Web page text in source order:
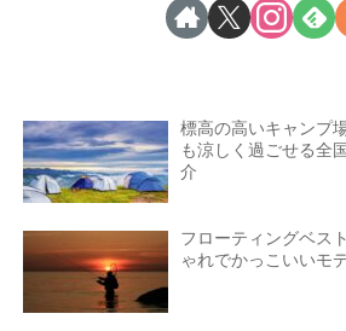
標高の高いキャンプ
も涼しく過ごせる全
介
フローティングベス
ゃれでかっこいいモ